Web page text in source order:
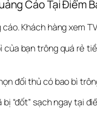
Cáo Tại Điểm
Khách hàng xem
của bạn trông quá rẻ
đối thủ có bao bì
“đốt” sạch ngay tại